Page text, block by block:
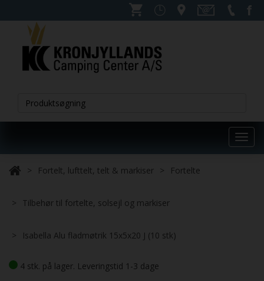
Fortelt, lufttelt, telt & markiser Fortelte
Tilbehør til fortelte, solsejl og markiser
Isabella Alu fladmøtrik 15x5x20 J (10 stk)
4 stk. på lager. Leveringstid 1-3 dage